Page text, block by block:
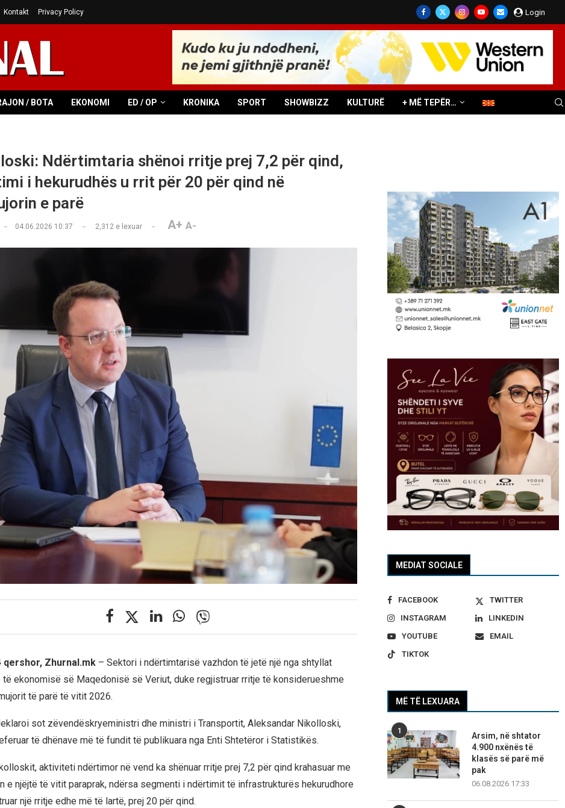
Kontakt Privacy Policy Login
/ BOTA EKONOMI ED / OP KRONIKA SPORT SHOWBIZZ KULTURË + MË TEPËR…
Ndërtimtaria shënoi rritje prej 7,2 për qind,
i hekurudhës u rrit për 20 për qind në
e parë
04.06.2026 10:37 2,312e lexuar A+ A-
qershor, Zhurnal.mk– Sektori i ndërtimtarisë vazhdon të jetë një nga shtyllat
ekonomisë së Maqedonisë së Veriut, duke regjistruar rritje të konsiderueshme
të parë të vitit 2026.
sot zëvendëskryeministri dhe ministri i Transportit, Aleksandar Nikolloski,
të dhënave më të fundit të publikuara nga Enti Shtetëror i Statistikës.
aktiviteti ndërtimor në vend ka shënuar rritje prej 7,2 për qind krahasuar me
e njëjtë të vitit paraprak, ndërsa segmenti i ndërtimit të infrastrukturës hekurudhore
një rritje edhe më të lartë, prej 20 për qind.
MEDIAT SOCIALE
FACEBOOK
TWITTER
INSTAGRAM
LINKEDIN
YOUTUBE
EMAIL
TIKTOK
MË TË LEXUARA
1
Arsim, në shtator
4.900 nxënës të
klasës së parë më
pak
06.08.2026 17:33